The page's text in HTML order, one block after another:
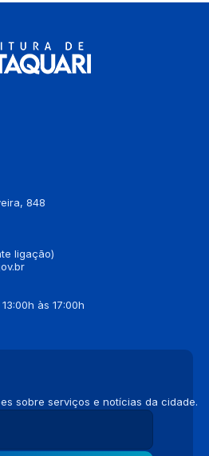
848
ligação)
às 17:00h
sobre serviços e notícias da cidade.